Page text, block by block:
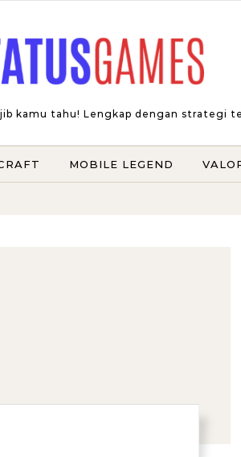
kamu tahu! Lengkap dengan strategi
MOBILE LEGEND